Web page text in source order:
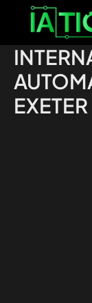
contenido
EXETER